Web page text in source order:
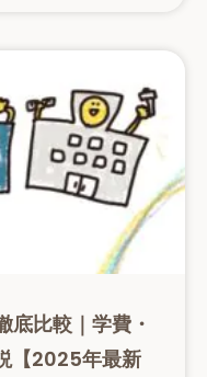
底比較｜学費・
【2025年最新